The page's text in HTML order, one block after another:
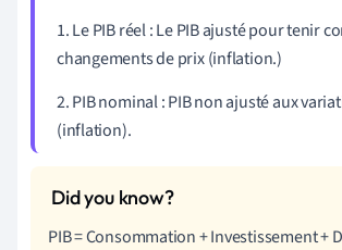
1. Le PIB réel : Le PIB ajusté pour tenir
changements de prix (inflation.)
2. PIB nominal : PIB non ajusté aux
(inflation).
PIB = Consommation + Investissement +